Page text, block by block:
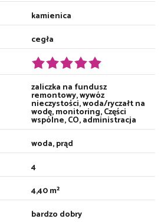
kamienica
cegła
zaliczka na fundusz
remontowy, wywóz
nieczystości, woda/ryczałt na
wodę, monitoring, Części
wspólne, CO, administracja
woda, prąd
4
4,40 m²
bardzo dobry